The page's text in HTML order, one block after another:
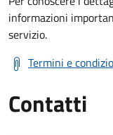
informazioni
servizio.
Termini e
Contatti